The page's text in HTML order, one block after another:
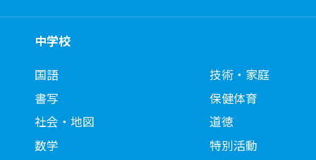
中学校
国語
書写
社会・地図
数学
技術・家庭
保健体育
道徳
特別活動